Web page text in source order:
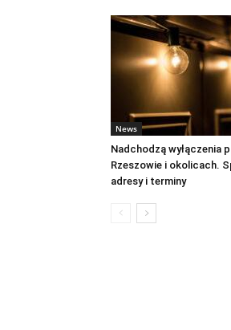
News
Nadchodzą wyłączenia
Rzeszowie i okolicach.
adresy i terminy